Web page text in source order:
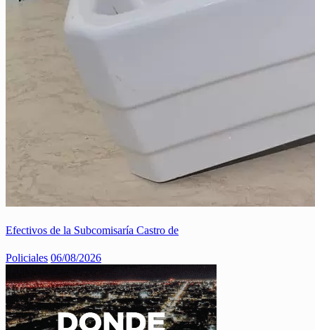
Efectivos de la Subcomisaría Castro de
Policiales 06/08/2026